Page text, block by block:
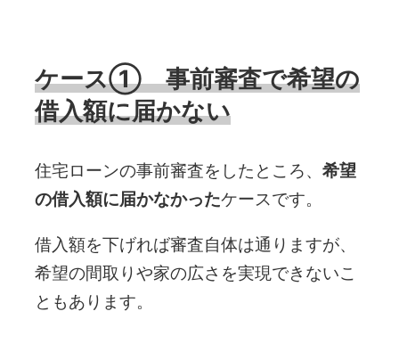
ケース① 事前審査で希望の
借入額に届かない
住宅ローンの事前審査をしたところ、 希望
の借入額に届かなかったケースです。
借入額を下げれば審査自体は通りますが、
希望の間取りや家の広さを実現できないこ
ともあります。